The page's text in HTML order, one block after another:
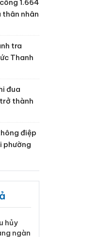
1.664
thân nhân
tra
Thanh
đua
thành
điệp
phường
xác
phẩm